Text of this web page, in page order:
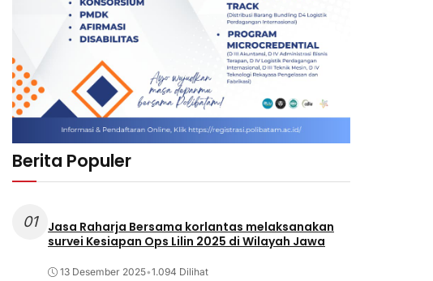
Berita Populer
01
Jasa Raharja Bersama korlantas melaksanakan
survei Kesiapan Ops Lilin 2025 di Wilayah Jawa
13 Desember 2025•1.094 Dilihat